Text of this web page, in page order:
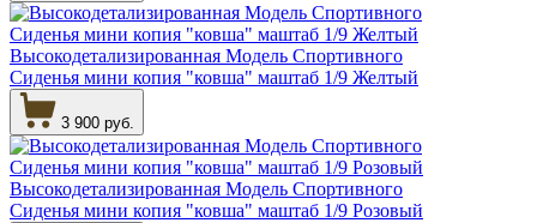
Высокодетализированная Модель Спортивного
Сиденья мини копия "ковша" маштаб 1/9 Желтый
3 900 руб.
Высокодетализированная Модель Спортивного
Сиденья мини копия "ковша" маштаб 1/9 Розовый